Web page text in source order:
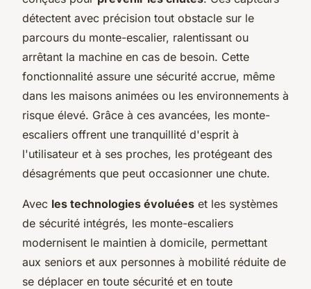
détectent avec précision tout obstacle sur le
parcours du monte-escalier, ralentissant ou
arrêtant la machine en cas de besoin. Cette
fonctionnalité assure une sécurité accrue, même
dans les maisons animées ou les environnements à
risque élevé. Grâce à ces avancées, les monte-
escaliers offrent une tranquillité d'esprit à
l'utilisateur et à ses proches, les protégeant des
désagréments que peut occasionner une chute.
Avec les technologies évoluées et les systèmes
de sécurité intégrés, les monte-escaliers
modernisent le maintien à domicile, permettant
aux seniors et aux personnes à mobilité réduite de
se déplacer en toute sécurité et en toute